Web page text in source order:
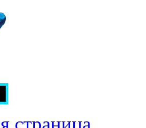
страница